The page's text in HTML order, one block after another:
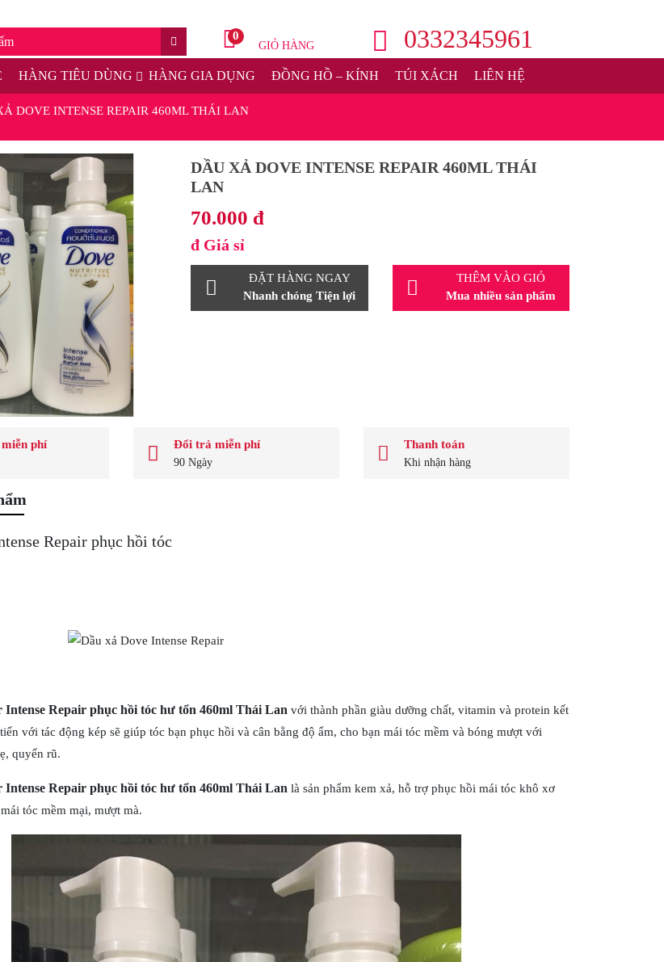
GIỎ HÀNG
0 0332345961
HÀNG TIÊU DÙNG HÀNG GIA DỤNG ĐỒNG HỒ – KÍNH TÚI XÁCH LIÊN HỆ
DOVE INTENSE REPAIR 460ML THÁI LAN
DẦU XẢ DOVE INTENSE REPAIR 460ML THÁI
LAN
70.000 đ
đ Giá sỉ
ĐẶT HÀNG NGAY
Nhanh chóng Tiện lợi
THÊM VÀO GIỎ
Mua nhiều sản phẩm
phí Đổi trả miễn phí
90 Ngày
Thanh toán
Khi nhận hàng
Repair phục hồi tóc
Intense Repair phục hồi tóc hư tổn 460ml Thái Lan với thành phần giàu dưỡng chất, vitamin và protein kết
với tác động kép sẽ giúp tóc bạn phục hồi và cân bằng độ ẩm, cho bạn mái tóc mềm và bóng mượt với
quyến rũ.
Intense Repair phục hồi tóc hư tổn 460ml Thái Lan là sản phẩm kem xả, hỗ trợ phục hồi mái tóc khô xơ
tóc mềm mại, mượt mà.